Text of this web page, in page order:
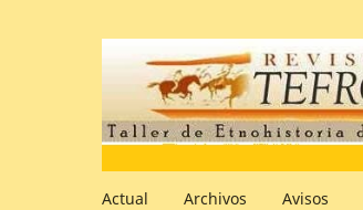
Actual Archivos Avisos